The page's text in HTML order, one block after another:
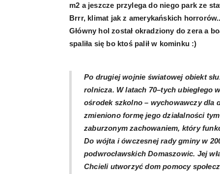
m2 a jeszcze przylega do niego park ze
Brrr, klimat jak z amerykańskich
Główny hol został okradziony do zera a
spaliła się bo ktoś palił w kominku :)
Po drugiej wojnie światowej obiekt
rolnicza. W latach 70–tych ubiegłego
ośrodek szkolno – wychowawczy dla
zmieniono formę jego działalności
zaburzonym zachowaniem, który
Do wójta i ówczesnej rady gminy w
podwrocławskich Domaszowic. Jej
Chcieli utworzyć dom pomocy